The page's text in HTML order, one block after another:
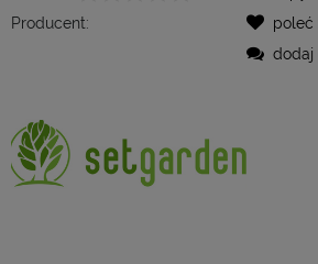
Producent:
poleć
dodaj